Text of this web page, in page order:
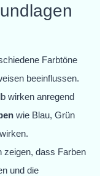
Farbtöne
beeinflussen.
wirken anregend
wie Blau, Grün
zeigen, dass Farben
und die